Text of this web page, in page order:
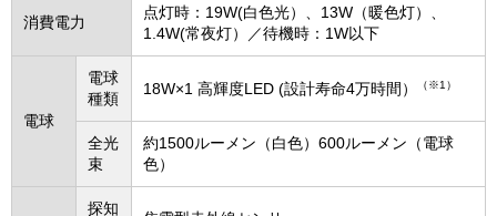
消費電力
点灯時：19W(白色光）、13W（暖色灯）、
1.4W(常夜灯）／待機時：1W以下
電球
電球
種類
18W×1 高輝度LED (設計寿命4万時間） （※1）
全光
束
約1500ルーメン（白色）600ルーメン（電球
色）
探知